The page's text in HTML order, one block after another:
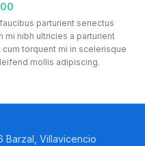
parturient senectus
mi nibh ultricies a parturient
torquent mi in scelerisque
mollis adipiscing.
Barzal, Villavicencio